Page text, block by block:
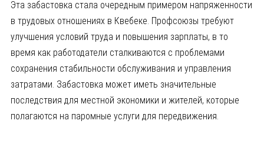
Эта забастовка стала очередным примером напряженности
в трудовых отношениях в Квебеке. Профсоюзы требуют
улучшения условий труда и повышения зарплаты, в то
время как работодатели сталкиваются с проблемами
сохранения стабильности обслуживания и управления
затратами. Забастовка может иметь значительные
последствия для местной экономики и жителей, которые
полагаются на паромные услуги для передвижения.